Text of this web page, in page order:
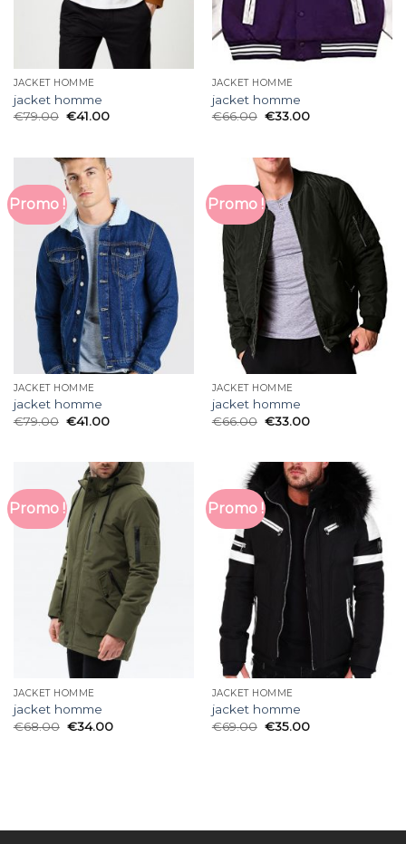
JACKET HOMME
jacket homme
€79.00 €41.00
JACKET HOMME
jacket homme
€66.00 €33.00
Promo !
JACKET HOMME
jacket homme
€79.00 €41.00
Promo !
JACKET HOMME
jacket homme
€66.00 €33.00
Promo !
JACKET HOMME
jacket homme
€68.00 €34.00
Promo !
JACKET HOMME
jacket homme
€69.00 €35.00